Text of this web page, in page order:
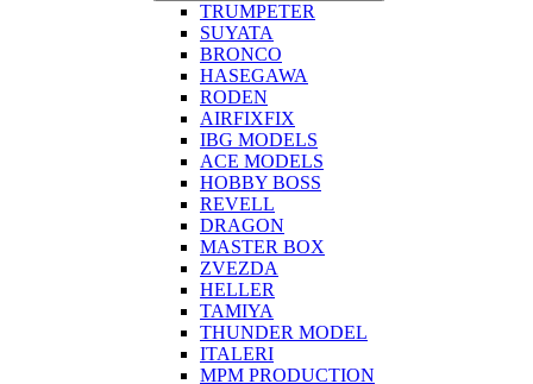
TRUMPETER
SUYATA
BRONCO
HASEGAWA
RODEN
AIRFIXFIX
IBG MODELS
ACE MODELS
HOBBY BOSS
REVELL
DRAGON
MASTER BOX
ZVEZDA
HELLER
TAMIYA
THUNDER MODEL
ITALERI
MPM PRODUCTION